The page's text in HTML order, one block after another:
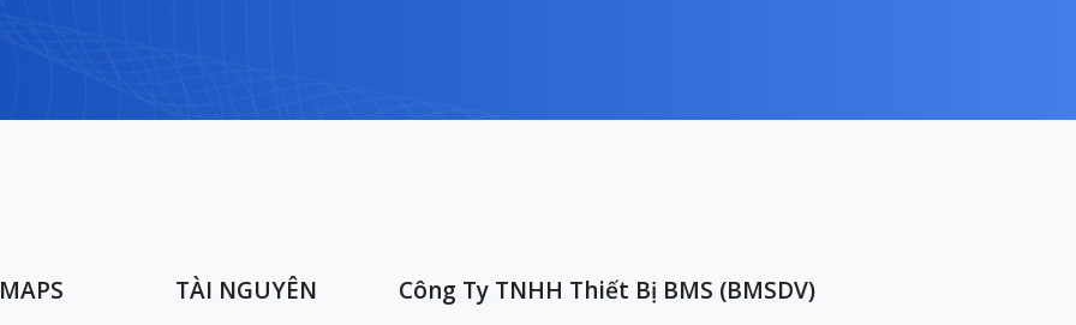
TÀI NGUYÊN Công Ty TNHH Thiết Bị BMS (BMSDV)